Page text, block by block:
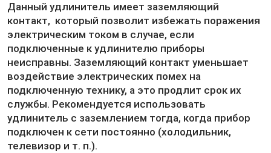
Данный удлинитель имеет заземляющий
контакт, который позволит избежать поражения
электрическим током в случае, если
подключенные к удлинителю приборы
неисправны. Заземляющий контакт уменьшает
воздействие электрических помех на
подключенную технику, а это продлит срок их
службы. Рекомендуется использовать
удлинитель с заземлением тогда, когда прибор
подключен к сети постоянно (холодильник,
телевизор и т. п.).